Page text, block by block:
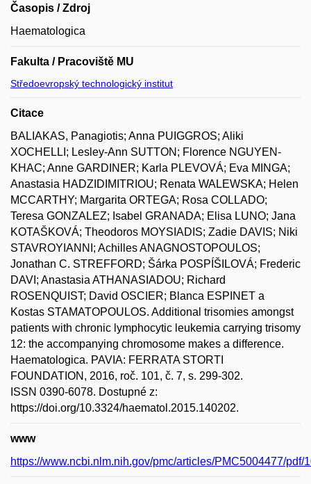
Časopis / Zdroj
Haematologica
Fakulta / Pracoviště MU
Středoevropský technologický institut
Citace
BALIAKAS, Panagiotis; Anna PUIGGROS; Aliki
XOCHELLI; Lesley-Ann SUTTON; Florence NGUYEN-
KHAC; Anne GARDINER; Karla PLEVOVÁ; Eva MINGA;
Anastasia HADZIDIMITRIOU; Renata WALEWSKA; Helen
MCCARTHY; Margarita ORTEGA; Rosa COLLADO;
Teresa GONZALEZ; Isabel GRANADA; Elisa LUNO; Jana
KOTAŠKOVÁ; Theodoros MOYSIADIS; Zadie DAVIS; Niki
STAVROYIANNI; Achilles ANAGNOSTOPOULOS;
Jonathan C. STREFFORD; Šárka POSPÍŠILOVÁ; Frederic
DAVI; Anastasia ATHANASIADOU; Richard
ROSENQUIST; David OSCIER; Blanca ESPINET a
Kostas STAMATOPOULOS. Additional trisomies amongst
patients with chronic lymphocytic leukemia carrying trisomy
12: the accompanying chromosome makes a difference.
Haematologica. PAVIA: FERRATA STORTI
FOUNDATION, 2016, roč. 101, č. 7, s. 299-302.
ISSN 0390-6078. Dostupné z:
https://doi.org/10.3324/haematol.2015.140202.
www
https://www.ncbi.nlm.nih.gov/pmc/articles/PMC5004477/pdf/